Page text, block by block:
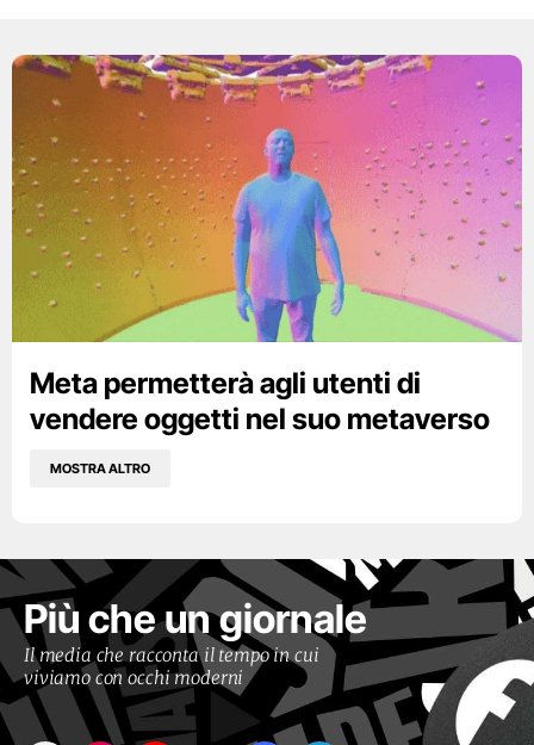
Meta permetterà agli utenti di
vendere oggetti nel suo metaverso
MOSTRA ALTRO
Più che un giornale
Il media che racconta il tempo in cui
viviamo con occhi moderni